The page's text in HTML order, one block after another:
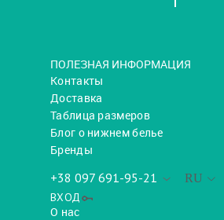
ПОЛЕЗНАЯ ИНФОРМАЦИЯ
Контакты
Доставка
Таблица размеров
Блог о нижнем белье
Бренды
RU
+38 097 691-95-21
ВХОД
О нас